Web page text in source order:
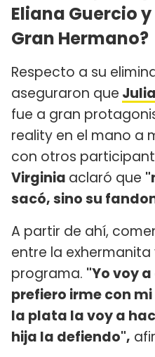
Eliana Guercio
Gran Hermano?
Respecto a su
aseguraron que
fue a gran
reality en el mano a
con otros
Virginia aclaró que
sacó, sino su
A partir de ahí,
entre la
programa. "Yo voy
prefiero irme con
la plata la voy a
hija la defiendo",